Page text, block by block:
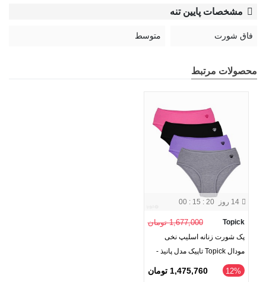
مشخصات پایین تنه
فاق شورت متوسط
محصولات مرتبط
14 روز 00 : 15 : 19
Topick 1,677,000 تومان
پک شورت زنانه اسلیپ نخی
مودال Topick تاپیک مدل پانیذ -
بسته 4 عددی
‎12% 1,475,760 تومان